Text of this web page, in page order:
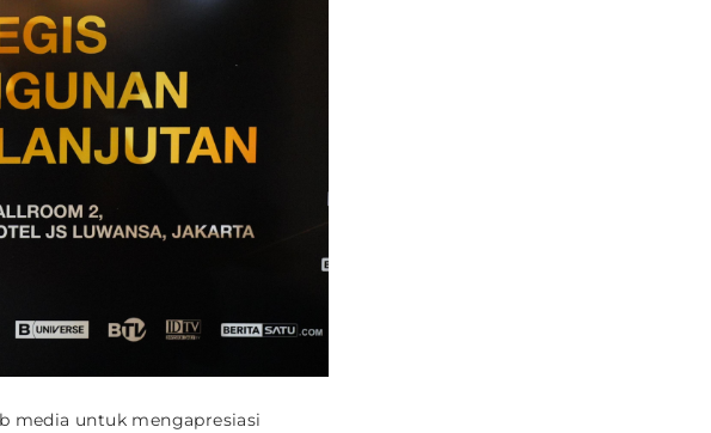
media untuk mengapresiasi